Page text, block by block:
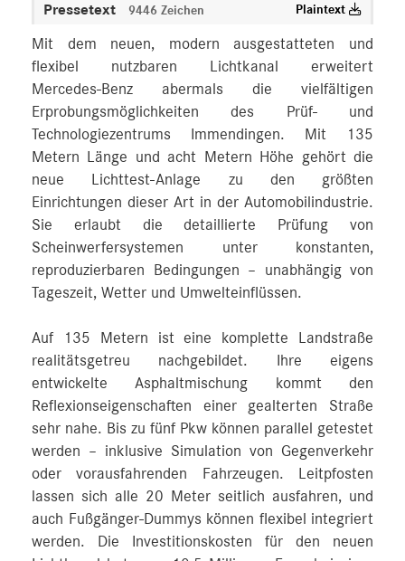
Pressetext 9446 Zeichen Plaintext
Mit dem neuen, modern ausgestatteten und
flexibel nutzbaren Lichtkanal erweitert
Mercedes‑Benz abermals die vielfältigen
Erprobungsmöglichkeiten des Prüf- und
Technologiezentrums Immendingen. Mit 135
Metern Länge und acht Metern Höhe gehört die
neue Lichttest-Anlage zu den größten
Einrichtungen dieser Art in der Automobilindustrie.
Sie erlaubt die detaillierte Prüfung von
Scheinwerfersystemen unter konstanten,
reproduzierbaren Bedingungen – unabhängig von
Tageszeit, Wetter und Umwelteinflüssen.
Auf 135 Metern ist eine komplette Landstraße
realitätsgetreu nachgebildet. Ihre eigens
entwickelte Asphaltmischung kommt den
Reflexionseigenschaften einer gealterten Straße
sehr nahe. Bis zu fünf Pkw können parallel getestet
werden – inklusive Simulation von Gegenverkehr
oder vorausfahrenden Fahrzeugen. Leitpfosten
lassen sich alle 20 Meter seitlich ausfahren, und
auch Fußgänger-Dummys können flexibel integriert
werden. Die Investitionskosten für den neuen